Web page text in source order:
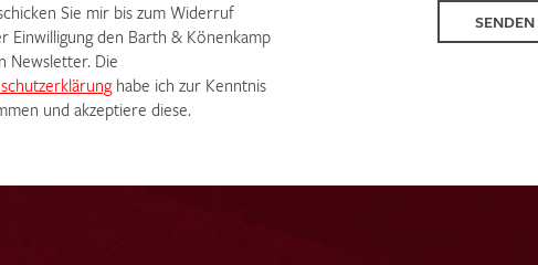
Sie mir bis zum Widerruf
Einwilligung den Barth & Könenkamp
Newsletter. Die
habe ich zur Kenntnis
und akzeptiere diese.
SENDEN